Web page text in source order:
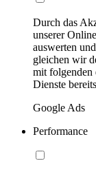
Durch das
unserer
auswerten
gleichen wir
mit folgenden
Dienste
Google Ads
Performance